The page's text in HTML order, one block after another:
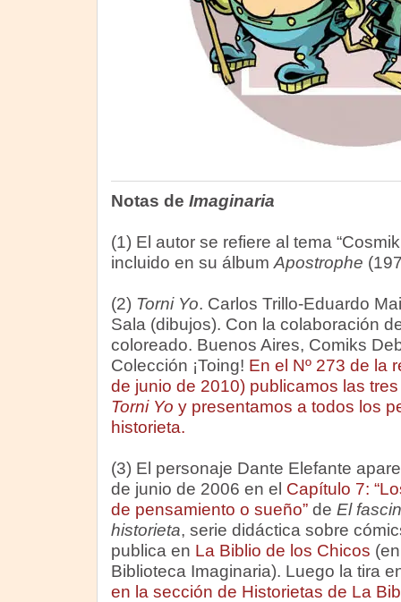
Notas de Imaginaria
(1) El autor se refiere al tema
incluido en su álbum Apostrophe
(2) Torni Yo. Carlos Trillo-Eduardo
Sala (dibujos). Con la colaboración
coloreado. Buenos Aires, Comiks
Colección ¡Toing! En el Nº 273 de la
de junio de 2010) publicamos las
Torni Yo y presentamos a todos los
historieta.
(3) El personaje Dante Elefante
de junio de 2006 en el Capítulo 7:
de pensamiento o sueño”de El
historieta, serie didáctica sobre
publica en La Biblio de los Chicos
Biblioteca Imaginaria). Luego la tira
en la sección de Historietas de La